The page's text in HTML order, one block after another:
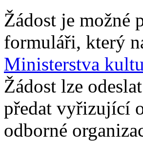
Žádost je možné
formuláři, který
Ministerstva
Žádost lze
předat vyřizující
odborné